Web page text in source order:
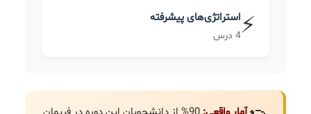
⚡استراتژی‌های پیشرفته
4 درس